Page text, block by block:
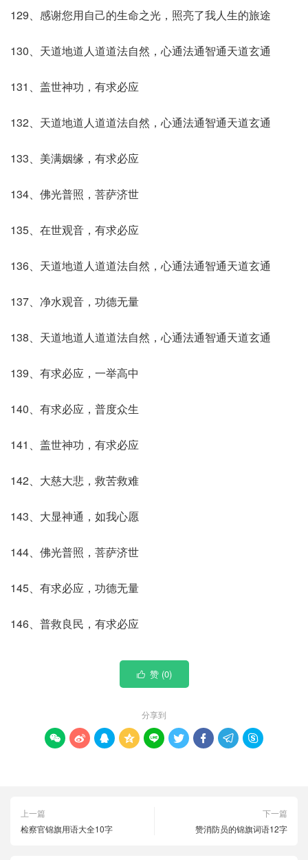
129、感谢您用自己的生命之光，照亮了我人生的旅途
130、天道地道人道道法自然，心通法通智通天道玄通
131、盖世神功，有求必应
132、天道地道人道道法自然，心通法通智通天道玄通
133、美满姻缘，有求必应
134、佛光普照，菩萨济世
135、在世观音，有求必应
136、天道地道人道道法自然，心通法通智通天道玄通
137、净水观音，功德无量
138、天道地道人道道法自然，心通法通智通天道玄通
139、有求必应，一举高中
140、有求必应，普度众生
141、盖世神功，有求必应
142、大慈大悲，救苦救难
143、大显神通，如我心愿
144、佛光普照，菩萨济世
145、有求必应，功德无量
146、普救良民，有求必应
 赞 (0)
分享到
        
上一篇
检察官锦旗用语大全10字
下一篇
赞消防员的锦旗词语12字